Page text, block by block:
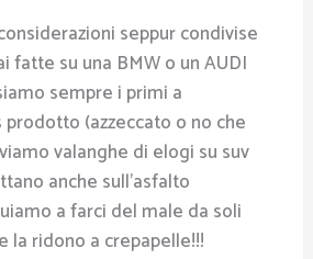
seppur condivise
fatte su una BMW o un AUDI
sempre i primi a
prodotto (azzeccato o no che
valanghe di elogi su suv
anche sull’asfalto
a farci del male da soli
la ridono a crepapelle!!!